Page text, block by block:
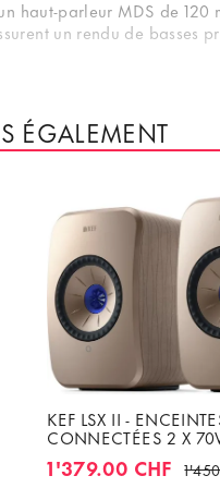
haut-parleur MDS de
un rendu de
ÉGALEMENT
KEF LSX II -
CONNECTÉES 2 X
1'379.00 CHF